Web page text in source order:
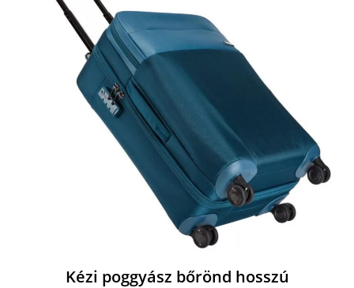
Kézi poggyász bőrönd hosszú